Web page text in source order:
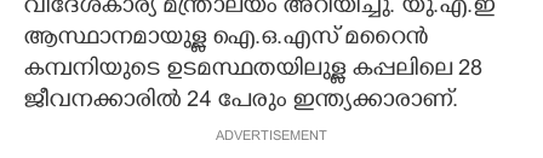
വിദേശകാര്യ മന്ത്രാലയം അറിയിച്ചു. യു.എ.ഇ
ആസ്ഥാനമായുള്ള ഐ.ഒ.എസ് മറൈൻ
കമ്പനിയുടെ ഉടമസ്ഥതയിലുള്ള കപ്പലിലെ 28
ജീവനക്കാരിൽ 24 പേരും ഇന്ത്യക്കാരാണ്.
ADVERTISEMENT